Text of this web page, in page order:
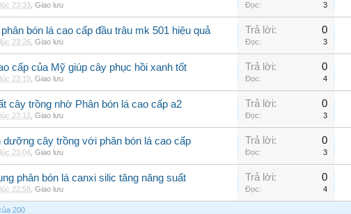
23:33 Giao lưu Đọc: 3
bón lá cao cấp đầu trâu mk 501 hiệu quả
23:26 Giao lưu
Trả lời: 0
Đọc: 3
cấp của Mỹ giúp cây phục hồi xanh tốt
23:19 Giao lưu
Trả lời: 0
Đọc: 4
cây trồng nhờ Phân bón lá cao cấp a2
23:12 Giao lưu
Trả lời: 0
Đọc: 3
dưỡng cây trồng với phân bón lá cao cấp
23:04 Giao lưu
Trả lời: 0
Đọc: 3
phân bón lá canxi silic tăng năng suất
22:58 Giao lưu
Trả lời: 0
Đọc: 4
200